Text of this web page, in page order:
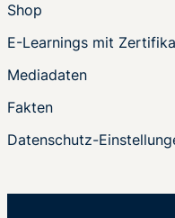
Shop
E-Learnings mit
Mediadaten
Fakten
Datenschutz-